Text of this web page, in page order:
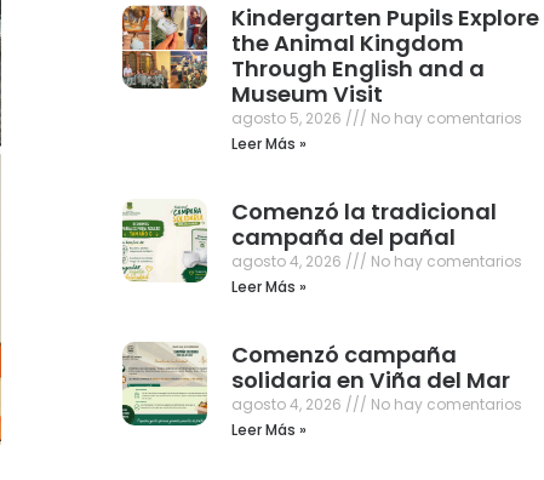
Kindergarten Pupils Explore
the Animal Kingdom
Through English and a
Museum Visit
agosto 5, 2026
No hay comentarios
Leer Más »
Comenzó la tradicional
campaña del pañal
agosto 4, 2026
No hay comentarios
Leer Más »
Comenzó campaña
solidaria en Viña del Mar
agosto 4, 2026
No hay comentarios
Leer Más »